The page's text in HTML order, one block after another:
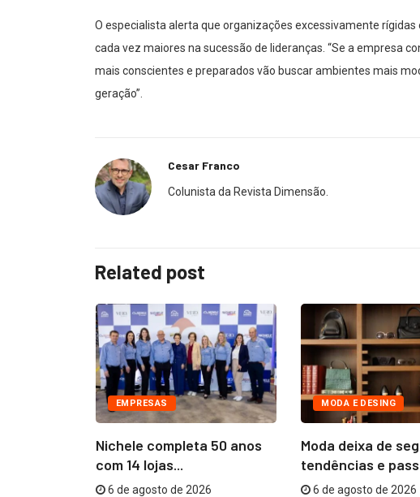
O especialista alerta que organizações excessivamente
cada vez maiores na sucessão de lideranças. “Se a empresa
mais conscientes e preparados vão buscar ambientes mais
geração”.
Cesar Franco
Colunista da Revista Dimensão.
Related post
EMPRESAS
Nichele completa 50 anos
com 14 lojas...
6 de agosto de 2026
MODA E DESING
Moda deixa de
tendências e
6 de agosto de 2026